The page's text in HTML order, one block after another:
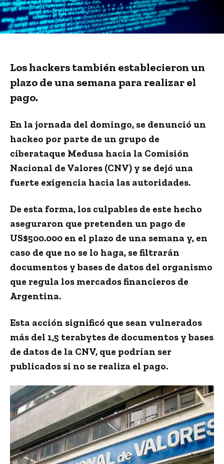
Los hackers también establecieron un
plazo de una semana para realizar el
pago.
En la jornada del domingo, se denunció un
hackeo por parte de un grupo de
ciberataque Medusa hacia la Comisión
Nacional de Valores (CNV) y se dejó una
fuerte exigencia hacia las autoridades.
De esta forma, los culpables de este hecho
aseguraron que pretenden un pago de
US$500.000 en el plazo de una semana y, en
caso de que no se lo haga, se filtrarán
documentos y bases de datos del organismo
que regula los mercados financieros de
Argentina.
Esta acción significó que sean vulnerados
más del 1,5 terabytes de documentos y bases
de datos de la CNV, que podrían ser
publicados si no se realiza el pago.